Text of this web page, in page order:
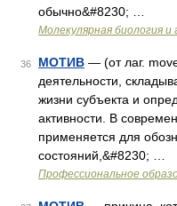
обычно&#8230; …
Молекулярная биология и
36 МОТИВ — (от лаг.
деятельности,
жизни субъекта и
активности. В
применяется для
состояний,&#8230; …
Профессиональное